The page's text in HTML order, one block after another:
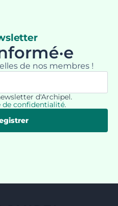
de nos membres !
d'Archipel.
de confidentialité.